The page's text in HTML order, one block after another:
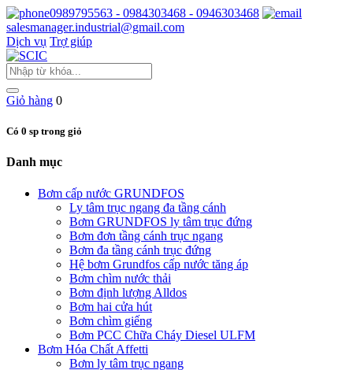
0989795563 - 0984303468 - 0946303468
salesmanager.industrial@gmail.com
Dịch vụ Trợ giúp
Giỏ hàng 0
Có 0 sp trong giỏ
Danh mục
Bơm cấp nước GRUNDFOS
Ly tâm trục ngang đa tầng cánh
Bơm GRUNDFOS ly tâm trục đứng
Bơm đơn tầng cánh trục ngang
Bơm đa tầng cánh trục đứng
Hệ bơm Grundfos cấp nước tăng áp
Bơm chìm nước thải
Bơm định lượng Alldos
Bơm hai cửa hút
Bơm chìm giếng
Bơm PCC Chữa Cháy Diesel ULFM
Bơm Hóa Chất Affetti
Bơm ly tâm trục ngang